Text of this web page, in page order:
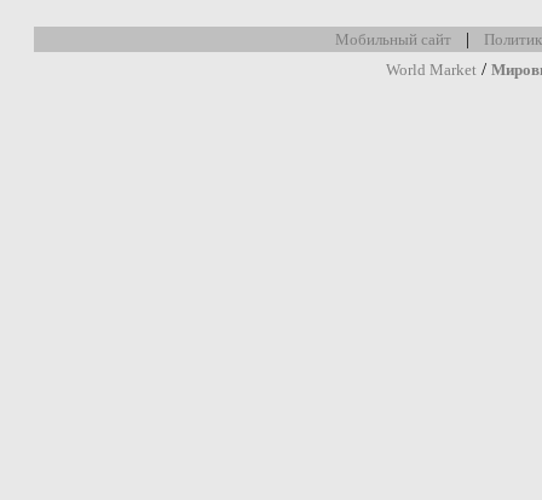
Мобильный сайт|
World Market /